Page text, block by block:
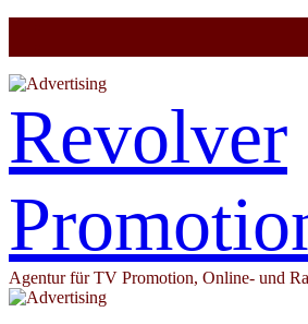
Revolver
Agentur für TV Promotion, Online- und